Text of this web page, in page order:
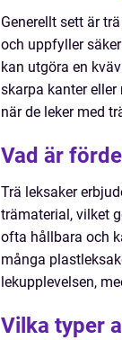
Generellt sett är
och uppfyller
kan utgöra en
skarpa kanter
när de leker med
Vad är
Trä leksaker
trämaterial, vilket
ofta hållbara och
många
lekupplevelsen,
Vilka typer